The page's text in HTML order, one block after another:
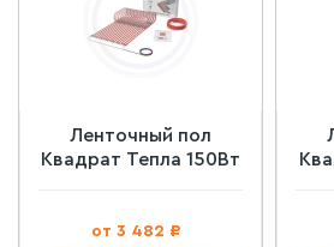
Ленточный пол
Квадрат Тепла 150Вт
от 3 482 ₽